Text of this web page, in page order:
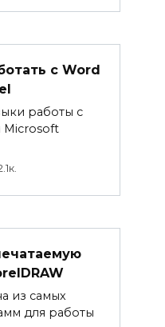
с Word
работы с
из самых
для работы